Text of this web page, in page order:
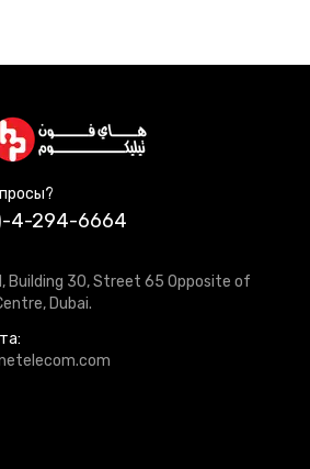
4-294-6664
Building 30, Street 65 Opposite of
Dubai.